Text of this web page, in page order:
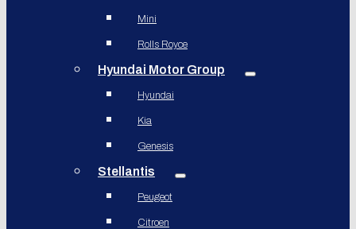
Mini
Rolls Royce
Hyundai Motor Group
Hyundai
Kia
Genesis
Stellantis
Peugeot
Citroen